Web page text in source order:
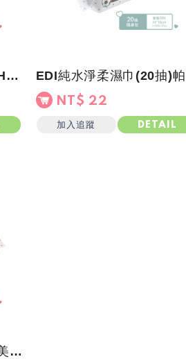
EDI純水淨柔濕巾(20抽)Hello Kitty
NT$ 22
加入追蹤 DETAIL
EDI純水淨柔濕巾(20抽)美樂蒂